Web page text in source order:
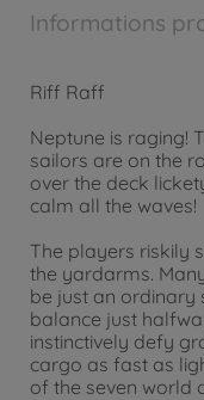
Informations
Riff Raff
Neptune is raging!
sailors are on the
over the deck
calm all the waves!
The players riskily
the yardarms.
be just an ordinary
balance just
instinctively defy
cargo as fast as
of the seven world